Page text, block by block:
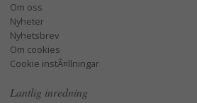
Om oss
Nyheter
Nyhetsbrev
Om cookies
Cookie instÃ¤llningar
Lantlig inredning